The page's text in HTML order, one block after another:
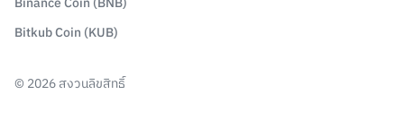
Bitkub Coin (KUB)
© 2026สงวนลิขสิทธิ์